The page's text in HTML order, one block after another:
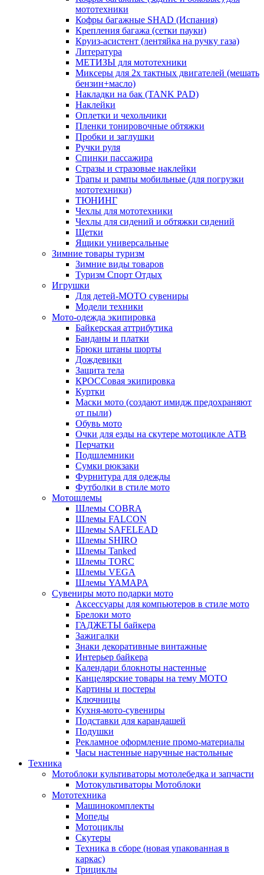
мототехники
Кофры багажные SHAD (Испания)
Крепления багажа (сетки пауки)
Круиз-асистент (лентяйка на ручку газа)
Литература
МЕТИЗЫ для мототехники
Миксеры для 2х тактных двигателей (мешать
бензин+масло)
Накладки на бак (TANK PAD)
Наклейки
Оплетки и чехольчики
Пленки тонировочные обтяжки
Пробки и заглушки
Ручки руля
Спинки пассажира
Стразы и стразовые наклейки
Трапы и рампы мобильные (для погрузки
мототехники)
ТЮНИНГ
Чехлы для мототехники
Чехлы для сидений и обтяжки сидений
Щетки
Ящики универсальные
Зимние товары туризм
Зимние виды товаров
Туризм Спорт Отдых
Игрушки
Для детей-МОТО сувениры
Модели техники
Мото-одежда экипировка
Байкерская аттрибутика
Банданы и платки
Брюки штаны шорты
Дождевики
Защита тела
КРОССовая экипировка
Куртки
Маски мото (создают имидж предохраняют
от пыли)
Обувь мото
Очки для езды на скутере мотоцикле АТВ
Перчатки
Подшлемники
Сумки рюкзаки
Фурнитура для одежды
Футболки в стиле мото
Мотошлемы
Шлемы COBRA
Шлемы FALCON
Шлемы SAFELEAD
Шлемы SHIRO
Шлемы Tanked
Шлемы TORC
Шлемы VEGA
Шлемы YAMAPA
Сувениры мото подарки мото
Аксессуары для компьютеров в стиле мото
Брелоки мото
ГАДЖЕТЫ байкера
Зажигалки
Знаки декоративные винтажные
Интерьер байкера
Календари блокноты настенные
Канцелярские товары на тему МОТО
Картины и постеры
Ключницы
Кухня-мото-сувениры
Подставки для карандашей
Подушки
Рекламное оформление промо-материалы
Часы настенные наручные настольные
Техника
Мотоблоки культиваторы мотолебедка и запчасти
Мотокультиваторы Мотоблоки
Мототехника
Машинокомплекты
Мопеды
Мотоциклы
Скутеры
Техника в сборе (новая упакованная в
каркас)
Трициклы